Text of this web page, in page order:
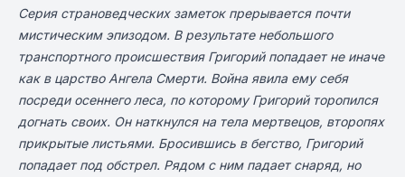
Серия страноведческих заметок прерывается почти
мистическим эпизодом. В результате небольшого
транспортного происшествия Григорий попадает не иначе
как в царство Ангела Смерти. Война явила ему себя
посреди осеннего леса, по которому Григорий торопился
догнать своих. Он наткнулся на тела мертвецов, второпях
прикрытые листьями. Бросившись в бегство, Григорий
попадает под обстрел. Рядом с ним падает снаряд, но